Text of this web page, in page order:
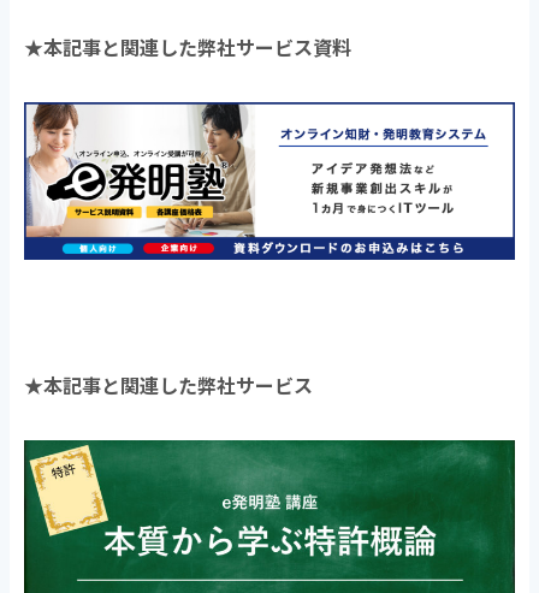
★本記事と関連した弊社サービス資料
★本記事と関連した弊社サービス